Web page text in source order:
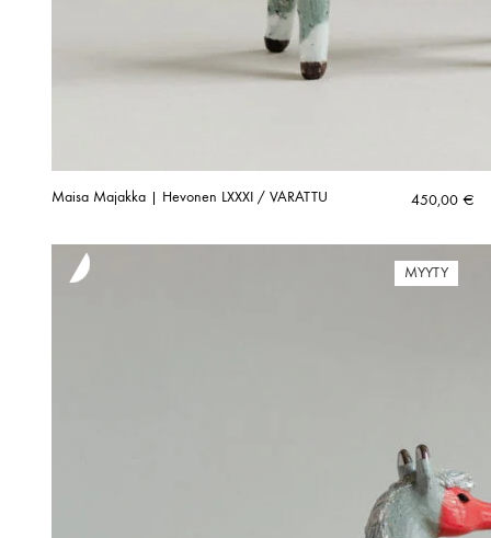
Maisa Majakka | Hevonen LXXXI / VARATTU 450,00 €
MYYTY